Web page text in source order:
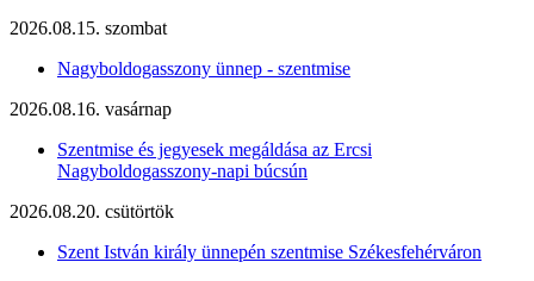
2026.08.15. szombat
Nagyboldogasszony ünnep - szentmise
2026.08.16. vasárnap
Szentmise és jegyesek megáldása az Ercsi
Nagyboldogasszony-napi búcsún
2026.08.20. csütörtök
Szent István király ünnepén szentmise Székesfehérváron